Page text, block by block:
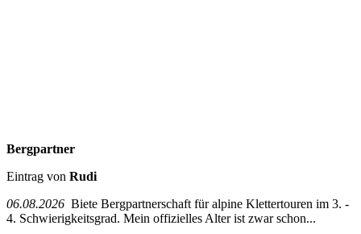
Bergpartner
Eintrag von Rudi
06.08.2026 Biete Bergpartnerschaft für alpine Klettertouren im 3. -
4. Schwierigkeitsgrad. Mein offizielles Alter ist zwar schon...